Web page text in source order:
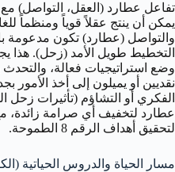
تفاعل عطارد (العقل، التواصل) مع
يمكن أن ينتج عقلاً قوياً ومنظماً
والتواصل (عطارد) تكون مدعومة
التخطيط طويل الأمد (زحل). هذا
وضع استراتيجيات فعالة،
نقديين أو يميلون إلى أخذ الأمور
الفكري أو التشاؤم (تأثيرات زحل
عطارد لتخفيف أي صرامة زائدة،
لتحقيق أهداف الرقم 8 الطموحة.
مسار الحياة والدروس الحياتية